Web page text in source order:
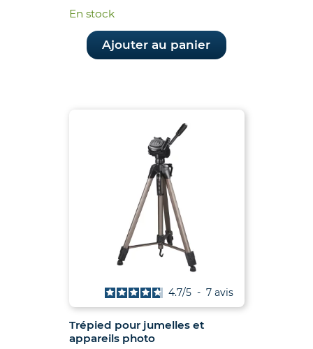
En stock
Ajouter au panier
Trépied pour jumelles et
appareils photo
4.7/5 - 7 avis